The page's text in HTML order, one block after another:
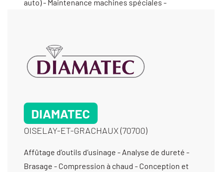
DIAMATEC
OISELAY-ET-GRACHAUX (70700)
Affûtage d’outils d’usinage - Analyse de dureté -
Brasage - Compression à chaud - Conception et